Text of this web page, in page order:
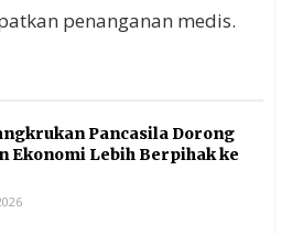
penanganan medis.
Pancasila Dorong
Ekonomi Lebih Berpihak ke